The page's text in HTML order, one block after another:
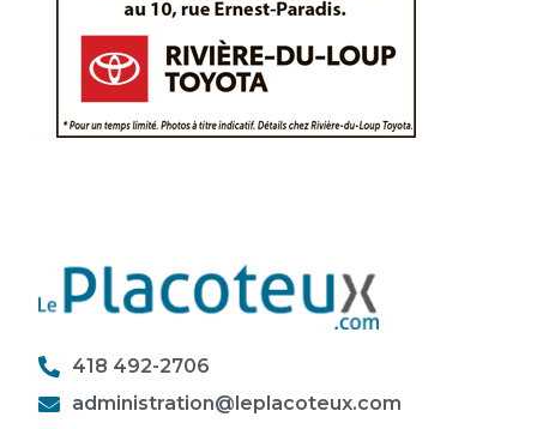
418 492-2706
administration@leplacoteux.com